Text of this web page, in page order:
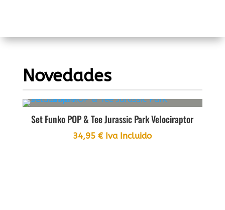
Novedades
Set Funko POP & Tee Jurassic Park Velociraptor
34,95€ Iva Incluido